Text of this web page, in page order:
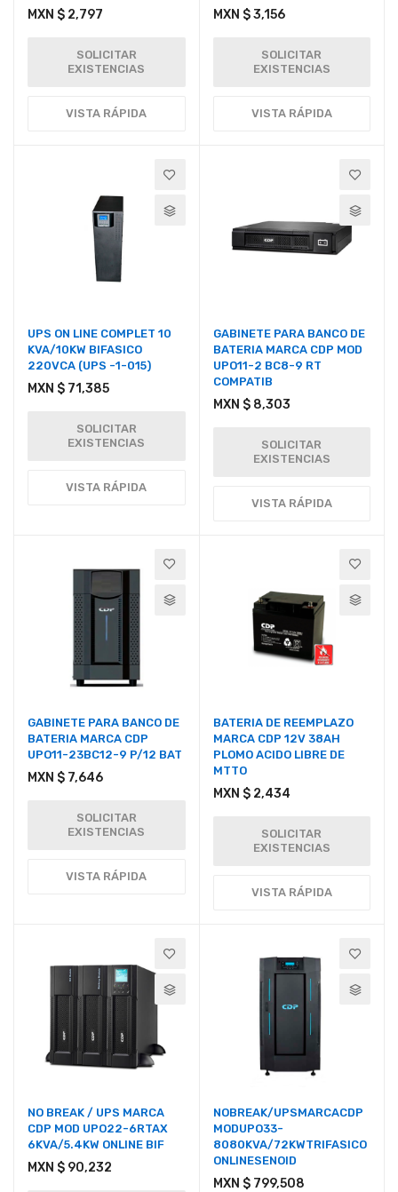
MXN $ 2,797
SOLICITAR
EXISTENCIAS
VISTA RÁPIDA
MXN $ 3,156
SOLICITAR
EXISTENCIAS
VISTA RÁPIDA
UPS ON LINE COMPLET 10
KVA/10KW BIFASICO
220VCA (UPS -1-015)
MXN $ 71,385
SOLICITAR
EXISTENCIAS
VISTA RÁPIDA
GABINETE PARA BANCO DE
BATERIA MARCA CDP MOD
UPO11-2 BC8-9 RT
COMPATIB
MXN $ 8,303
SOLICITAR
EXISTENCIAS
VISTA RÁPIDA
GABINETE PARA BANCO DE
BATERIA MARCA CDP
UPO11-23BC12-9 P/12 BAT
MXN $ 7,646
SOLICITAR
EXISTENCIAS
VISTA RÁPIDA
BATERIA DE REEMPLAZO
MARCA CDP 12V 38AH
PLOMO ACIDO LIBRE DE
MTTO
MXN $ 2,434
SOLICITAR
EXISTENCIAS
VISTA RÁPIDA
NO BREAK / UPS MARCA
CDP MOD UPO22-6RTAX
6KVA/5.4KW ONLINE BIF
MXN $ 90,232
NOBREAK/UPSMARCACDP
MODUPO33-
8080KVA/72KWTRIFASICO
ONLINESENOID
MXN $ 799,508